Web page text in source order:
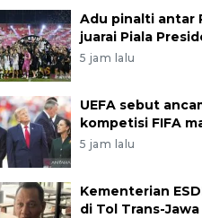
Adu pinalti antar
juarai Piala
5 jam lalu
UEFA sebut
kompetisi FIFA
5 jam lalu
Kementerian
di Tol Trans-Jawa